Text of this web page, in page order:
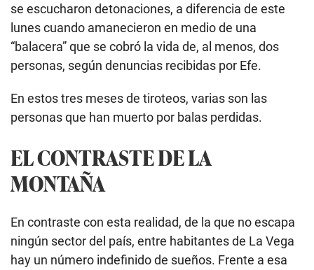
se escucharon detonaciones, a diferencia de este
lunes cuando amanecieron en medio de una
“balacera” que se cobró la vida de, al menos, dos
personas, según denuncias recibidas por Efe.
En estos tres meses de tiroteos, varias son las
personas que han muerto por balas perdidas.
EL CONTRASTE DE LA
MONTAÑA
En contraste con esta realidad, de la que no escapa
ningún sector del país, entre habitantes de La Vega
hay un número indefinido de sueños. Frente a esa